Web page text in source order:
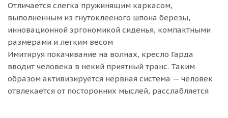
Отличается слегка пружинящим каркасом,
выполненным из гнутоклееного шпона березы,
инновационной эргономикой сиденья, компактными
размерами и легким весом
Имитируя покачивание на волнах, кресло Гарда
вводит человека в некий приятный транс. Таким
образом активизируется нервная система — человек
отвлекается от посторонних мыслей, расслабляется